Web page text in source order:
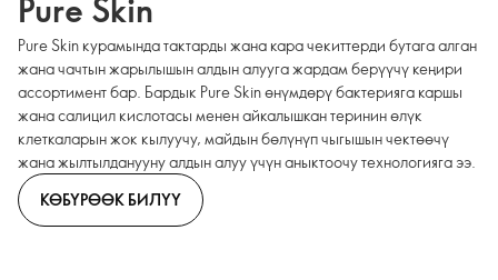
Pure Skin
Pure Skin курамында тактарды жана кара чекиттерди бутага алган
жана чачтын жарылышын алдын алууга жардам берүүчү кеңири
ассортимент бар. Бардык Pure Skin өнүмдөрү бактерияга каршы
жана салицил кислотасы менен айкалышкан теринин өлүк
клеткаларын жок кылуучу, майдын бөлүнүп чыгышын чектөөчү
жана жылтылданууну алдын алуу үчүн аныктоочу технологияга ээ.
КӨБҮРӨӨК БИЛҮҮ